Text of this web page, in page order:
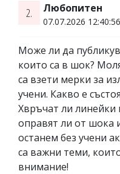
2. Любопитен
07.07.2026 12:40:56
Може ли да
които са в шок?
са взети мерки за
учени. Какво е
Хвръчат ли
оправят ли от шока
останем без учени
са важни теми,
внимание!